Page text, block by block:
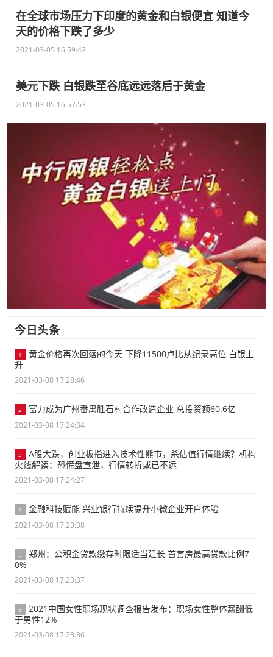
在全球市场压力下印度的黄金和白银便宜 知道今
天的价格下跌了多少
2021-03-05 16:59:42
美元下跌 白银跌至谷底远远落后于黄金
2021-03-05 16:57:53
今日头条
1
黄金价格再次回落的今天 下降11500卢比从纪录高位 白银上
升
2021-03-08 17:28:46
2 富力成为广州番禺胜石村合作改造企业 总投资额60.6亿
2021-03-08 17:24:34
3
A股大跌，创业板指进入技术性熊市，杀估值行情继续？机构
火线解读：恐慌盘宣泄，行情转折或已不远
2021-03-08 17:24:27
4 金融科技赋能 兴业银行持续提升小微企业开户体验
2021-03-08 17:23:38
5
郑州：公积金贷款缴存时限适当延长 首套房最高贷款比例7
0%
2021-03-08 17:23:37
6
2021中国女性职场现状调查报告发布：职场女性整体薪酬低
于男性12%
2021-03-08 17:23:36